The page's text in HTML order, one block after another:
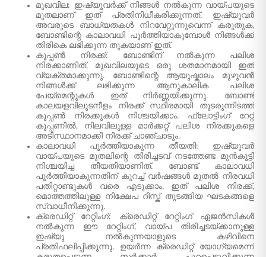
മുഖവില: ഇഷ്യൂവർക്ക് നിങ്ങൾ നൽകുന്ന വായ്‌പയുടെ
മുതലാണ് ഇത് പ്രതിനിധീകരിക്കുന്നത്. ഇഷ്യൂവർ
അവരുടെ ബാധ്യതകൾ നിറവേറ്റുന്നുവെന്ന് കരുതുക,
ബോണ്ടിന്റെ കാലാവധി പൂർത്തിയാകുമ്പോൾ നിങ്ങൾക്ക്
തിരികെ ലഭിക്കുന്ന തുകയാണ് ഇത്.
കൂപ്പൺ നിരക്ക്: ബോണ്ടിന് നൽകുന്ന പലിശ
നിരക്കാണിത്, മുഖവിലയുടെ ഒരു ശതമാനമായി ഇത്
വ്യക്തമാക്കുന്നു. ബോണ്ടിന്റെ ആയുഷ്കാലം മുഴുവൻ
നിങ്ങൾക്ക് ലഭിക്കുന്ന ആനുകാലിക പലിശ
പേയ്‌മെന്റുകൾ ഇത് നിർണ്ണയിക്കുന്നു. ബോണ്ട്
കാലയളവിലുടനീളം നിരക്ക് സ്ഥിരമായി തുടരുന്നിടത്ത്
കൂപ്പൺ നിരക്കുകൾ നിശ്ചയിക്കാം. ഫ്ലോട്ടിംഗ് റേറ്റ്
കൂപ്പണിൽ, നിലവിലുള്ള മാർക്കറ്റ് പലിശ നിരക്കുകളെ
അടിസ്ഥാനമാക്കി നിരക്ക് ചാഞ്ചാടും.
കാലാവധി പൂർത്തിയാകുന്ന തീയതി: ഇഷ്യൂവർ
വായ്പയുടെ മുതലിന്റെ തിരിച്ചടവ് നടത്തേണ്ട മുൻകൂട്ടി
നിശ്ചയിച്ച തീയതിയാണിത്. ബോണ്ട് കാലാവധി
പൂർത്തിയാകുന്നതിന് കുറച്ച് വർഷങ്ങൾ മുതൽ നിരവധി
പതിറ്റാണ്ടുകൾ വരെ എടുക്കാം, ഇത് പലിശ നിരക്ക്,
മൊത്തത്തിലുള്ള നിക്ഷേപ റിസ്ക് തുടങ്ങിയ ഘടകങ്ങളെ
സ്വാധീനിക്കുന്നു.
ക്രെഡിറ്റ് റേറ്റിംഗ്: ക്രെഡിറ്റ് റേറ്റിംഗ് ഏജൻസികൾ
നൽകുന്ന ഈ റേറ്റിംഗ്, വായ്‌പ തിരിച്ചടയ്ക്കാനുള്ള
ഇഷ്യു നൽകുന്നയാളുടെ കഴിവിനെ
പ്രതിഫലിപ്പിക്കുന്നു. ഉയർന്ന ക്രെഡിറ്റ് യോഗ്യമെന്ന്